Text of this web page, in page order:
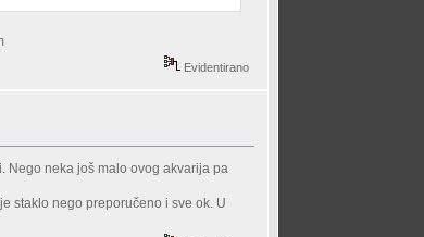
Evidentirano
Nego neka još malo ovog akvarija pa
staklo nego preporučeno i sve ok. U